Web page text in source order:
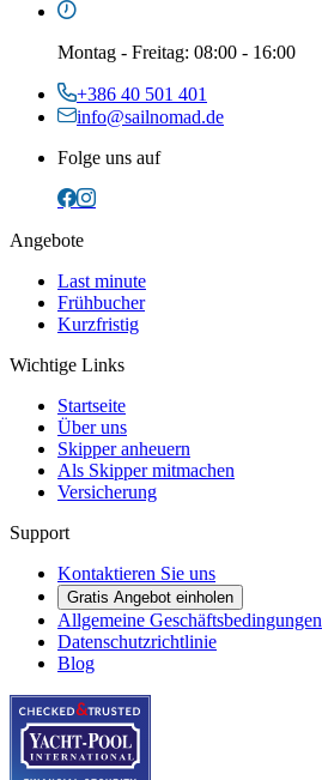
Montag - Freitag: 08:00 - 16:00
+386 40 501 401
info@sailnomad.de
Folge uns auf
Angebote
Last minute
Frühbucher
Kurzfristig
Wichtige Links
Startseite
Über uns
Skipper anheuern
Als Skipper mitmachen
Versicherung
Support
Kontaktieren Sie uns
Gratis Angebot einholen
Allgemeine Geschäftsbedingungen
Datenschutzrichtlinie
Blog